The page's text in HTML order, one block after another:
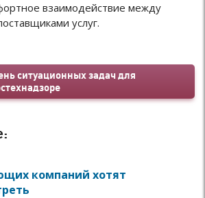
взаимодействие между
услуг.
ситуационных задач для
компаний хотят